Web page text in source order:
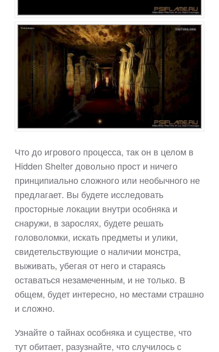
Что до игрового процесса, так он в целом в
Hidden Shelter довольно прост и ничего
принципиально сложного или необычного не
предлагает. Вы будете исследовать
просторные локации внутри особняка и
снаружи, в зарослях, будете решать
головоломки, искать предметы и улики,
свидетельствующие о наличии монстра,
выживать, убегая от него и стараясь
оставаться незамеченным, и не только. В
общем, будет интересно, но местами страшно
и сложно.
Узнайте о тайнах особняка и существе, что
тут обитает, разузнайте, что случилось с